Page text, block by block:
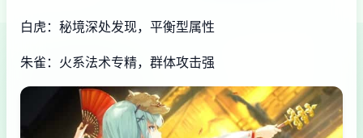
白虎：秘境深处发现，平衡型属性
朱雀：火系法术专精，群体攻击强